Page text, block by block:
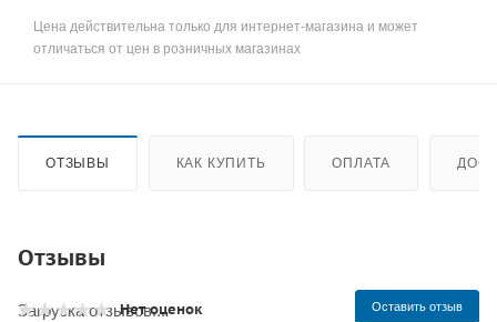
Цена действительна только для интернет-магазина и может
отличаться от цен в розничных магазинах
ОТЗЫВЫ КАК КУПИТЬ ОПЛАТА
Отзывы
Нет оценок Оставить отзыв
Загрузка отзывов...